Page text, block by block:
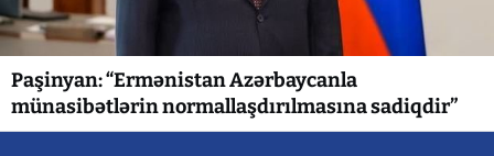
Paşinyan: “Ermənistan Azərbaycanla
münasibətlərin normallaşdırılmasına sadiqdir”